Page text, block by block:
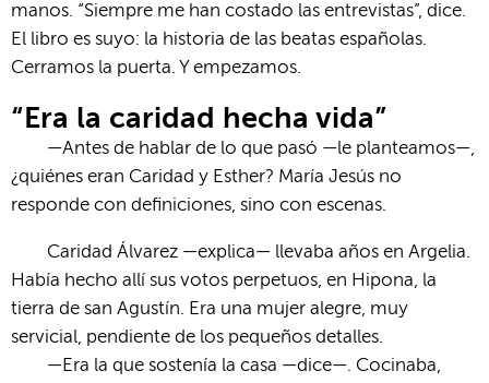
manos. “Siempre me han costado las entrevistas”, dice.
El libro es suyo: la historia de las beatas españolas.
Cerramos la puerta. Y empezamos.
“Era la caridad hecha vida”
—Antes de hablar de lo que pasó —le planteamos—,
¿quiénes eran Caridad y Esther? María Jesús no
responde con definiciones, sino con escenas.
Caridad Álvarez —explica— llevaba años en Argelia.
Había hecho allí sus votos perpetuos, en Hipona, la
tierra de san Agustín. Era una mujer alegre, muy
servicial, pendiente de los pequeños detalles.
—Era la que sostenía la casa —dice—. Cocinaba,